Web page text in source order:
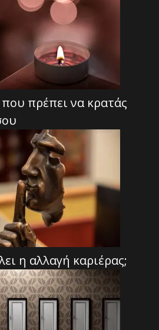
πρέπει να κρατάς
η αλλαγή καριέρας;